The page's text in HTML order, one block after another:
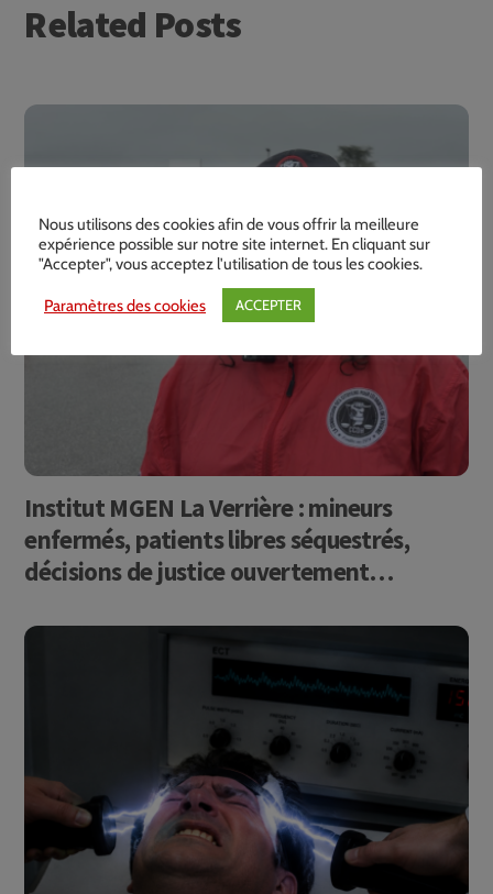
Related Posts
Institut MGEN La Verrière : mineurs
enfermés, patients libres séquestrés,
décisions de justice ouvertement
Nous utilisons des cookies afin de vous offrir la meilleure
expérience possible sur notre site internet. En cliquant sur
"Accepter", vous acceptez l'utilisation de tous les cookies.
Paramètres des cookies ACCEPTER